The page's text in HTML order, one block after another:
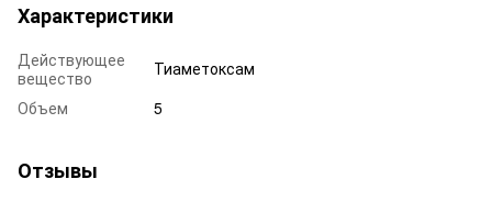
Характеристики
Действующее
вещество
Тиаметоксам
Объем
5
Отзывы